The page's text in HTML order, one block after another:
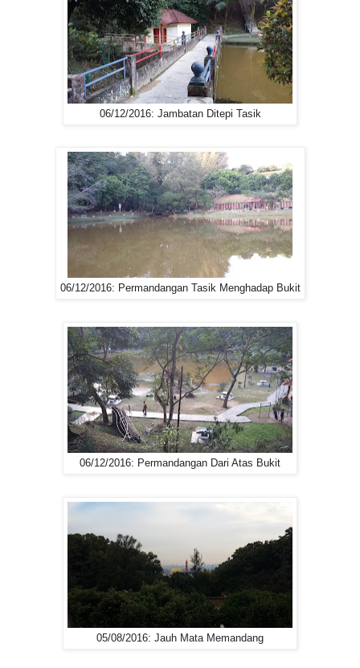
06/12/2016: Jambatan Ditepi Tasik
06/12/2016: Permandangan Tasik Menghadap Bukit
06/12/2016: Permandangan Dari Atas Bukit
05/08/2016: Jauh Mata Memandang